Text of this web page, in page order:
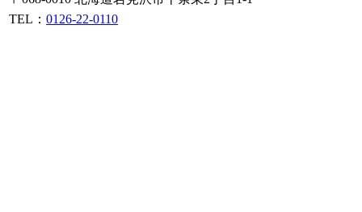
TEL： 0126-22-0110